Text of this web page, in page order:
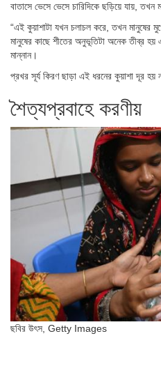
বাতাসে ভেসে ভেসে চারিদিকে ছড়িয়ে যায়, তখন
“এই কুয়াশাটা যখন চলাচল করে, তখন মানুষের
মানুষের কাছে শীতের অনুভূতিটা অনেক তীব্র হয়
মান্নান।
প্রখর সূর্য কিরণ ছাড়া এই ধরনের কুয়াশা দূর হয়
শৈত্যপ্রবাহে করণীয়
ছবির উৎস, Getty Images